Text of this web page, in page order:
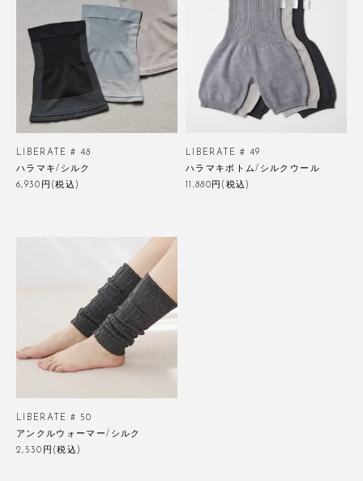
LIBERATE # 48
ハラマキ/シルク
6,930円(税込)
LIBERATE # 49
ハラマキボトム/シルクウール
11,880円(税込)
LIBERATE # 50
アンクルウォーマー/シルク
2,530円(税込)